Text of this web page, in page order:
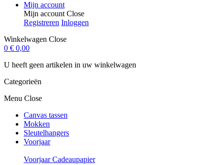
Mijn account
Mijn account Close
Registreren Inloggen
Winkelwagen Close
0 € 0,00
U heeft geen artikelen in uw winkelwagen
Categorieën
Menu Close
Canvas tassen
Mokken
Sleutelhangers
Voorjaar
Voorjaar Cadeaupapier